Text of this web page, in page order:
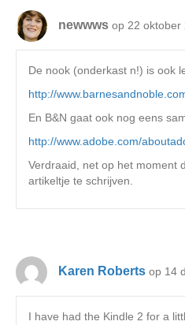
newwws op 22 oktober
De nook (onderkast n!) is ook
http://
En B&N gaat ook nog eens
http://www.adobe.com/
Verdraaid, net op het moment
artikeltje te schrijven.
Karen Roberts op 14
I have had the Kindle 2 for a